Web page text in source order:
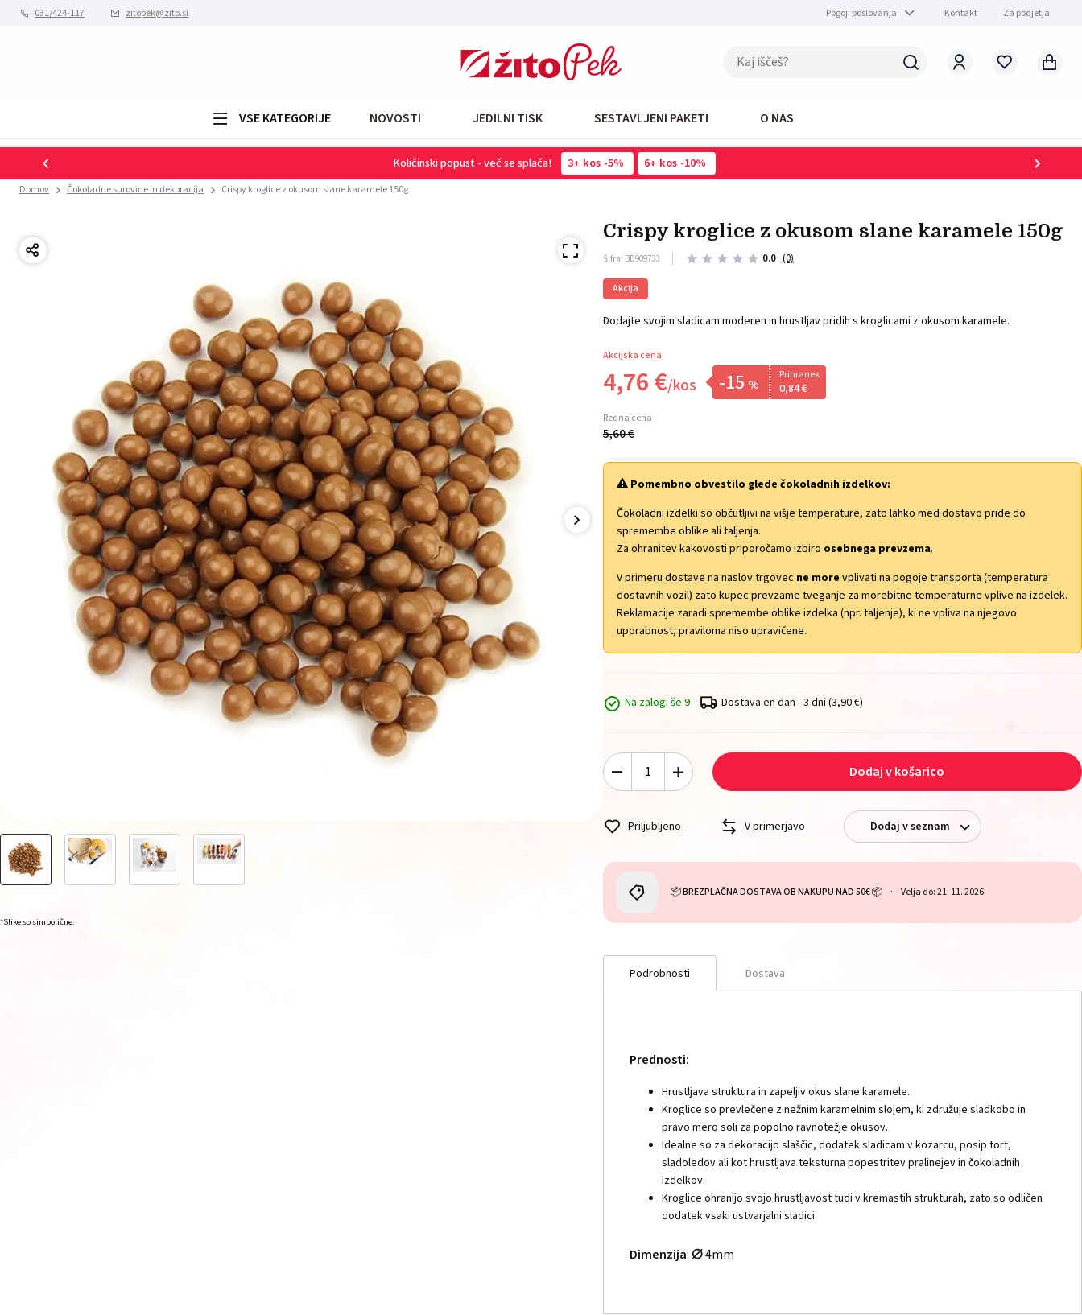
031/424-117 zitopek@zito.si Pogoji poslovanja Kontakt Za podjetja
VSE KATEGORIJE NOVOSTI JEDILNI TISK SESTAVLJENI PAKETI O NAS
Količinski popust - več se splača! 3 kos -5% 6 kos -10%
Domov Čokoladne surovine in dekoracija Crispy kroglice z okusom slane karamele 150g
*Slike so simbolične.
crispy kroglice z okusom slane karamele 150g
Šifra: BD909733 0.0 (0)
Akcija
Dodajte svojim sladicam moderen in hrustljav pridih s kroglicami z okusom karamele.
Akcijska cena
4,76€/kos -15 %
Prihranek
0,84€
Redna cena
5,60€
Pomembno obvestilo glede čokoladnih izdelkov:
Čokoladni izdelki so občutljivi na višje temperature, zato lahko med dostavo pride do
spremembe oblike ali taljenja.
Za ohranitev kakovosti priporočamo izbiro osebnega prevzema.
V primeru dostave na naslov trgovec ne more vplivati na pogoje transporta (temperatura
dostavnih vozil) zato kupec prevzame tveganje za morebitne temperaturne vplive na izdelek.
Reklamacije zaradi spremembe oblike izdelka (npr. taljenje), ki ne vpliva na njegovo
uporabnost, praviloma niso upravičene.
Na zalogi še 9 Dostava en dan - 3 dni (3,90 €)
Dodaj v košarico
Priljubljeno V primerjavo Dodaj v seznam
📦 BREZPLAČNA DOSTAVA OB NAKUPU NAD 50€ 📦 Velja do: 21. 11. 2026
Podrobnosti Dostava
Prednosti:
Hrustljava struktura in zapeljiv okus slane karamele.
Kroglice so prevlečene z nežnim karamelnim slojem, ki združuje sladkobo in
pravo mero soli za popolno ravnotežje okusov.
Idealne so za dekoracijo slaščic, dodatek sladicam v kozarcu, posip tort,
sladoledov ali kot hrustljava teksturna popestritev pralinejev in čokoladnih
izdelkov.
Kroglice ohranijo svojo hrustljavost tudi v kremastih strukturah, zato so odličen
dodatek vsaki ustvarjalni sladici.
Dimenzija: ⌀4mm